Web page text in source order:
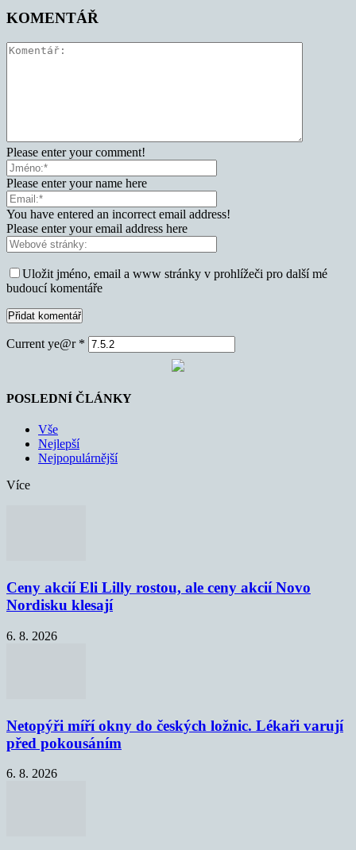
KOMENTÁŘ
Please enter your comment!
Please enter your name here
You have entered an incorrect email address!
Please enter your email address here
Uložit jméno, email a www stránky v prohlížeči pro další mé
budoucí komentáře
Current ye@r *
POSLEDNÍ ČLÁNKY
Vše
Nejlepší
Nejpopulárnější
Více
Ceny akcií Eli Lilly rostou, ale ceny akcií Novo
Nordisku klesají
6. 8. 2026
Netopýři míří okny do českých ložnic. Lékaři varují
před pokousáním
6. 8. 2026